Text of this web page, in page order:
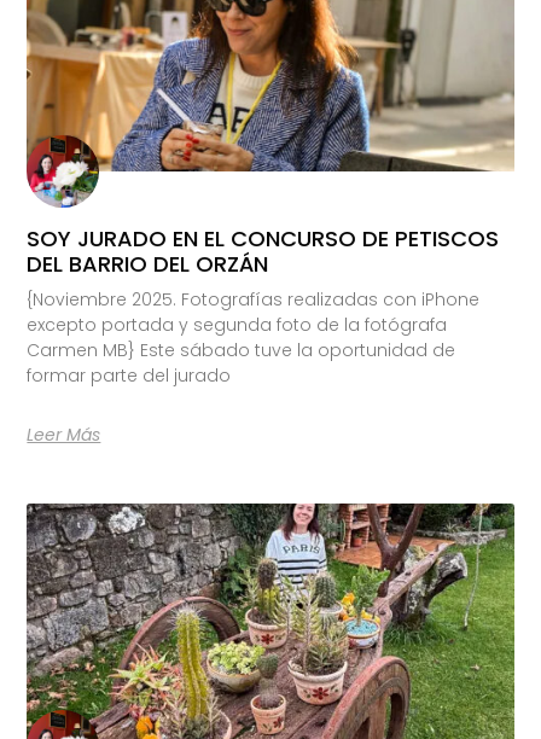
SOY JURADO EN EL CONCURSO DE PETISCOS
DEL BARRIO DEL ORZÁN
{Noviembre 2025. Fotografías realizadas con iPhone
excepto portada y segunda foto de la fotógrafa
Carmen MB} Este sábado tuve la oportunidad de
formar parte del jurado
Leer Más